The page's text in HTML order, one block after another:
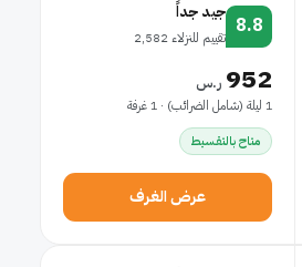
8.8
جيد جداً
تقييم للنزلاء 2,582
952 ر.س
1 ليلة (شامل الضرائب) · 1 غرفة
متاح بالتقسيط
عرض الغرف